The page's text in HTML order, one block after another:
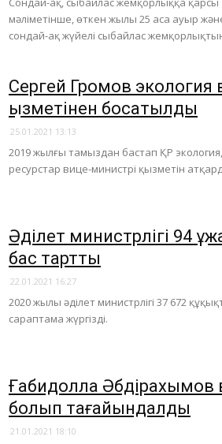
мәліметінше, өткен жылы 25 аса ауыр
сондай-ақ жүйелі сыбайлас жемқорлықтың
Сергей Громов экология
қызметінен босатылды
25.01.2021 13:13
2019 жылғы тамыздан бастап ҚР
ресурстар вице-министрі қызметін
Әділет министрлігі 94
бас тартты
22.01.2021 16:27
2020 жылы әділет министрлігі 37 672
сараптама жүргізді.
Ғабидолла Әбдірахымов
болып тағайындалды
21.01.2021 18:10